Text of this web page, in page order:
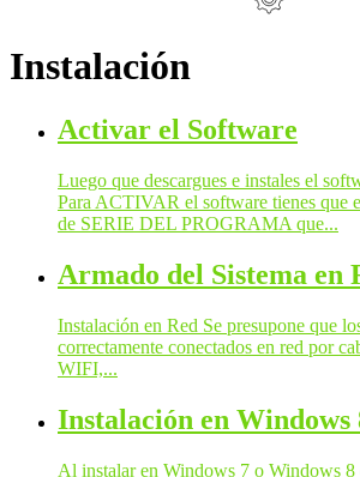
Instalación
Activar el Software
Luego que descargues e instales el
Para ACTIVAR el software tienes que
de SERIE DEL PROGRAMA que...
Armado del Sistema en
Instalación en Red Se presupone que
correctamente conectados en red por
WIFI,...
Instalación en Windows
Al instalar en Windows 7 o Windows 8